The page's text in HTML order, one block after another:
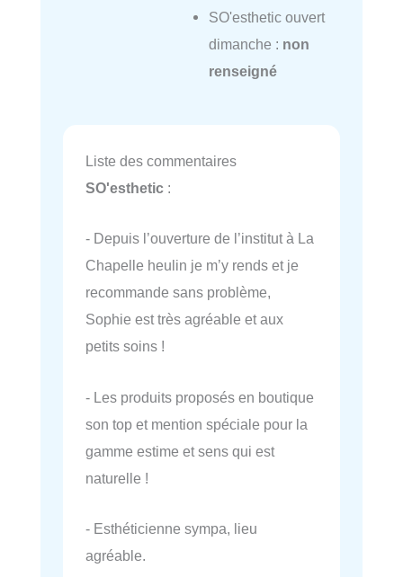
SO'esthetic ouvert
dimanche : non
renseigné
Liste des commentaires
SO'esthetic :
- Depuis l’ouverture de l’institut à La
Chapelle heulin je m’y rends et je
recommande sans problème,
Sophie est très agréable et aux
petits soins !
- Les produits proposés en boutique
son top et mention spéciale pour la
gamme estime et sens qui est
naturelle !
- Esthéticienne sympa, lieu
agréable.